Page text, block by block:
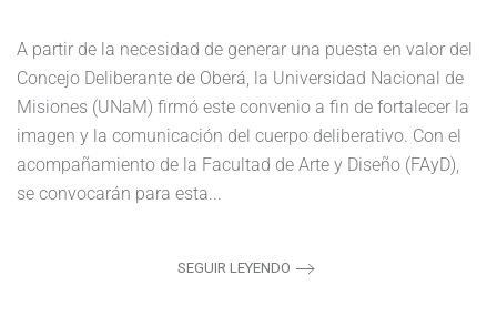
A partir de la necesidad de generar una puesta en valor del
Concejo Deliberante de Oberá, la Universidad Nacional de
Misiones (UNaM) firmó este convenio a fin de fortalecer la
imagen y la comunicación del cuerpo deliberativo. Con el
acompañamiento de la Facultad de Arte y Diseño (FAyD),
se convocarán para esta...
SEGUIR LEYENDO